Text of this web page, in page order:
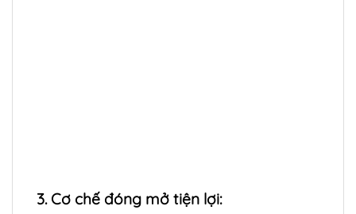
3. Cơ chế đóng mở tiện lợi: